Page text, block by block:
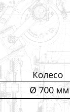
Колесо
Ø 700 мм